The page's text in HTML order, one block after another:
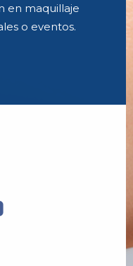
en maquillaje
o eventos.